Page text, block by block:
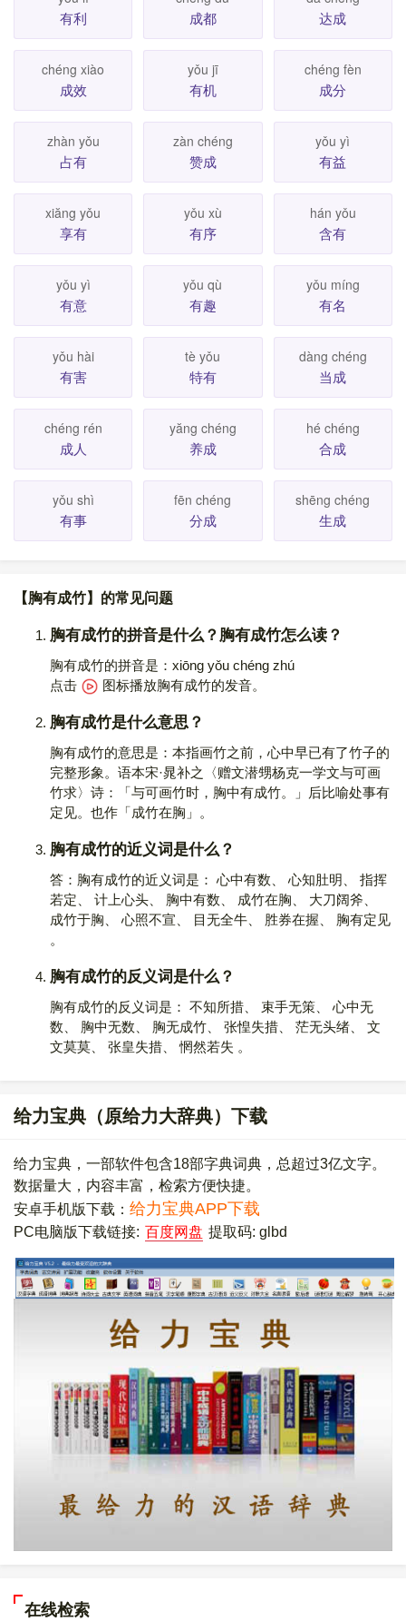
有利 成都 达成
chéng xiào
成效
yǒu jī
有机
chéng fèn
成分
zhàn yǒu
占有
zàn chéng
赞成
yǒu yì
有益
xiăng yǒu
享有
yǒu xù
有序
hán yǒu
含有
yǒu yì
有意
yǒu qù
有趣
yǒu míng
有名
yǒu hài
有害
tè yǒu
特有
dàng chéng
当成
chéng rén
成人
yăng chéng
养成
hé chéng
合成
yǒu shì
有事
fēn chéng
分成
shēng chéng
生成
【胸有成竹】的常见问题
胸有成竹的拼音是什么？胸有成竹怎么读？
胸有成竹的拼音是：xiōng yǒu chéng zhú
点击
图标播放胸有成竹的发音。
胸有成竹是什么意思？
胸有成竹的意思是：本指画竹之前，心中早已有了竹子的
完整形象。语本宋·晁补之〈赠文潜甥杨克一学文与可画
竹求〉诗：「与可画竹时，胸中有成竹。」后比喻处事有
定见。也作「成竹在胸」。
胸有成竹的近义词是什么？
答：胸有成竹的近义词是： 心中有数、 心知肚明、 指挥
若定、 计上心头、 胸中有数、 成竹在胸、 大刀阔斧、
成竹于胸、 心照不宣、 目无全牛、 胜券在握、 胸有定见
。
胸有成竹的反义词是什么？
胸有成竹的反义词是： 不知所措、 束手无策、 心中无
数、 胸中无数、 胸无成竹、 张惶失措、 茫无头绪、 文
文莫莫、 张皇失措、 惘然若失 。
给力宝典（原给力大辞典）下载
给力宝典，一部软件包含18部字典词典，总超过3亿文字。
数据量大，内容丰富，检索方便快捷。
安卓手机版下载： 给力宝典APP下载
PC电脑版下载链接: 百度网盘 提取码: glbd
在线检索